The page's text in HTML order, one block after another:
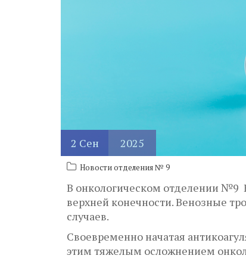
2 Сен 2025
Новости отделения № 9
В онкологическом отделении №9
верхней конечности. Венозные
случаев.
Своевременно начатая
этим тяжелым осложнением